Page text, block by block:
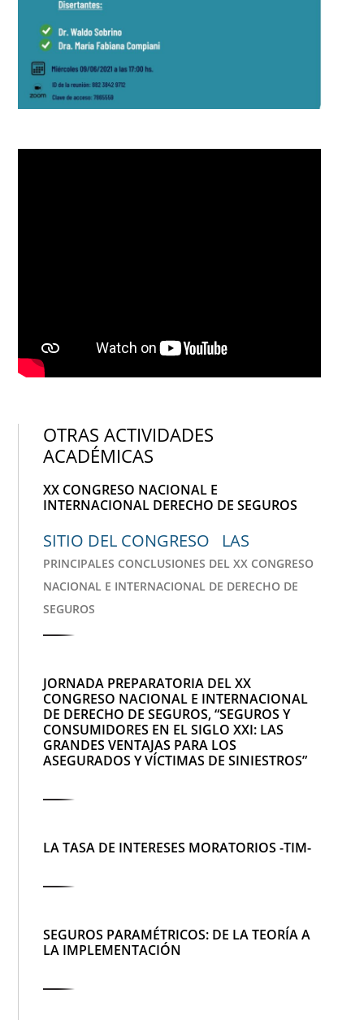
OTRAS ACTIVIDADES
ACADÉMICAS
XX CONGRESO NACIONAL E
INTERNACIONAL DERECHO DE SEGUROS
SITIO DEL CONGRESO LAS
PRINCIPALES CONCLUSIONES DEL XX CONGRESO
NACIONAL E INTERNACIONAL DE DERECHO DE
SEGUROS
JORNADA PREPARATORIA DEL XX
CONGRESO NACIONAL E INTERNACIONAL
DE DERECHO DE SEGUROS, “SEGUROS Y
CONSUMIDORES EN EL SIGLO XXI: LAS
GRANDES VENTAJAS PARA LOS
ASEGURADOS Y VÍCTIMAS DE SINIESTROS”
LA TASA DE INTERESES MORATORIOS -TIM-
SEGUROS PARAMÉTRICOS: DE LA TEORÍA A
LA IMPLEMENTACIÓN